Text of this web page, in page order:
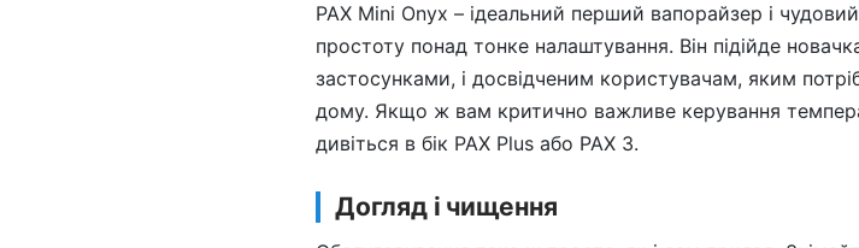
PAX Mini Onyx – ідеальний перший вапорайзер і
простоту понад тонке налаштування. Він підійде
застосунками, і досвідченим користувачам, яким
дому. Якщо ж вам критично важливе керування
дивіться в бік PAX Plus або PAX 3.
Догляд і чищення